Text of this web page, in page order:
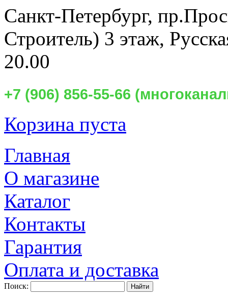
Санкт-Петербург,
Строитель) 3 этаж,
20.00
+7 (906) 856-55-66
Корзина пуста
Главная
О магазине
Каталог
Контакты
Гарантия
Оплата и доставка
Поиск: